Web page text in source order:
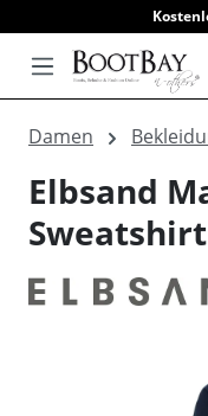
Damen
Elbsand
Sweatshirt
Bildergalerie